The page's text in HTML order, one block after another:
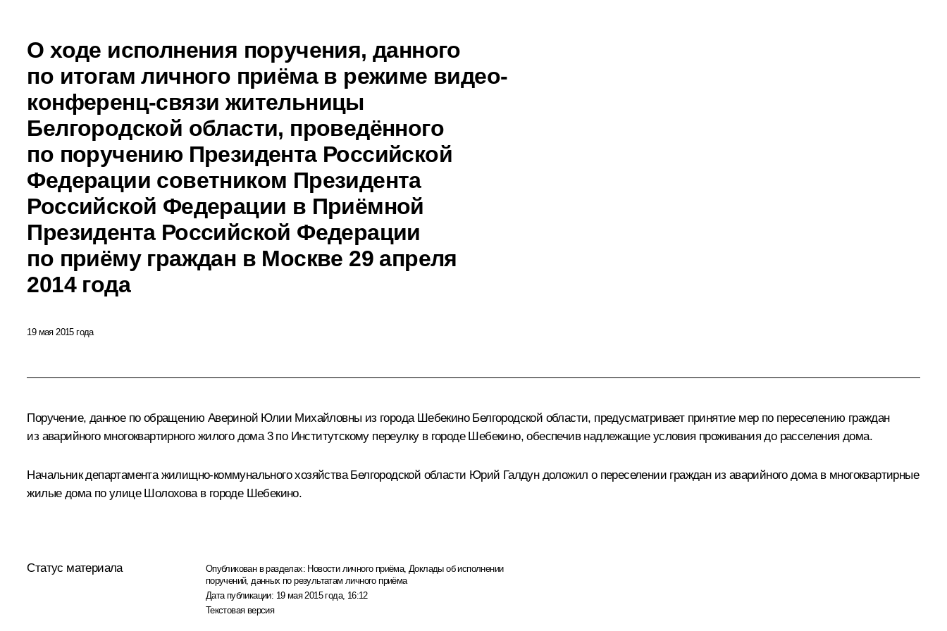
О ходе исполнения поручения, данного
по итогам личного приёма в режиме видео-
конференц-связи жительницы
Белгородской области, проведённого
по поручению Президента Российской
Федерации советником Президента
Российской Федерации в Приёмной
Президента Российской Федерации
по приёму граждан в Москве 29 апреля
2014 года
19 мая 2015 года
Поручение, данное по обращению Авериной Юлии Михайловны из города Шебекино Белгородской области, предусматривает принятие мер по переселению граждан
из аварийного многоквартирного жилого дома 3 по Институтскому переулку в городе Шебекино, обеспечив надлежащие условия проживания до расселения дома.
Начальник департамента жилищно-коммунального хозяйства Белгородской области Юрий Галдун доложил о переселении граждан из аварийного дома в многоквартирные
жилые дома по улице Шолохова в городе Шебекино.
Статус материала Опубликован в разделах: Новости личного приёма,Доклады об исполнении
поручений, данных по результатам личного приёма
Дата публикации: 19 мая 2015 года, 16:12
Текстовая версия